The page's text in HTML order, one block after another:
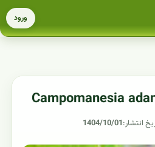
ورود
انتشار:1404/10/01